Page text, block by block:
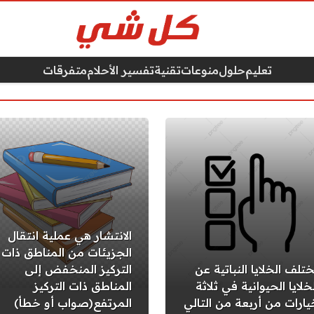
تعليمحلولمنوعاتتقنيةتفسير الأحلاممتفرقات
الخلايا النباتية عن
الحيوانية في ثلاثة
من أربعة من التالي
الانتشار هي عملية انتقال
الجزيئات من المناطق ذات
التركيز المنخفض إلى
المناطق ذات التركيز
المرتفع(صواب أو خطأ)